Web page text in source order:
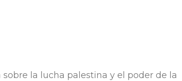
la lucha palestina y el poder de la